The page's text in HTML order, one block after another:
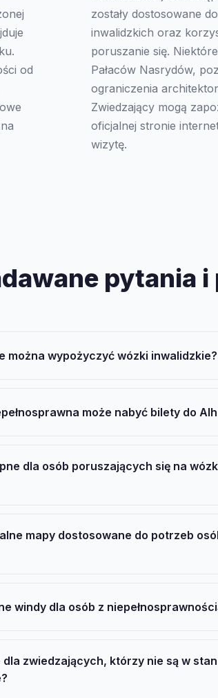
od
zostały dostosowane
inwalidzkich oraz
poruszanie się.
Pałaców Nasrydów,
ograniczenia
Zwiedzający mogą
oficjalnej stronie
wizytę.
pytania i
można wypożyczyć wózki inwalidzkie?
może nabyć bilety do
dla osób poruszających się na
mapy dostosowane do potrzeb
windy dla osób z
zwiedzających, którzy nie są w